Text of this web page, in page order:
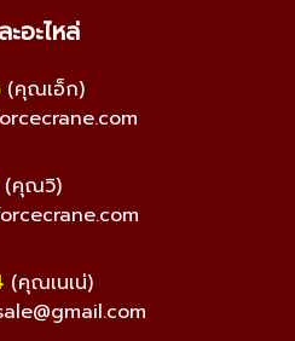
อะไหล่
(คุณเอ็ก)
(คุณวิ)
(คุณเนเน่)